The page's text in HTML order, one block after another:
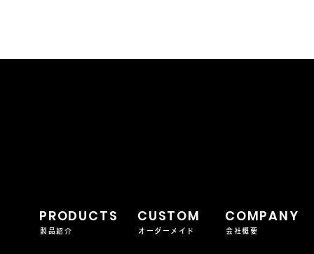
PRODUCTS
製品紹介
COMPANY
会社概要
CUSTOM
オーダーメイド